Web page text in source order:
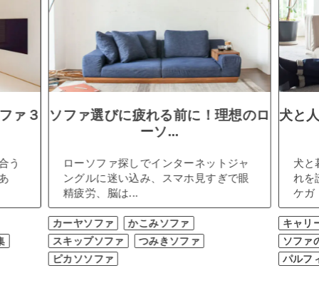
ァ３
う
ソファ選びに疲れる前に！理想のロ
ーソ...
ローソファ探しでインターネットジャ
ングルに迷い込み、スマホ見すぎで眼
精疲労、脳は...
カーヤソファ
かこみソファ
スキップソファ
つみきソファ
ピカソソファ
犬と
犬と
れを
ケガ
キャリ
ソファ
パルフ